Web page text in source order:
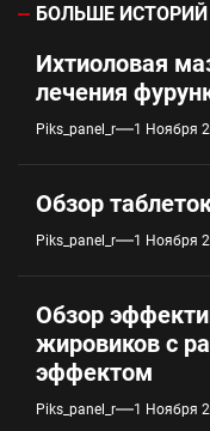
БОЛЬШЕ ИСТОРИЙ
Ихтиоловая
лечения
Piks_panel_r 1 Ноября
Обзор
Piks_panel_r 1 Ноября
Обзор
жировиков с
эффектом
Piks_panel_r 1 Ноября